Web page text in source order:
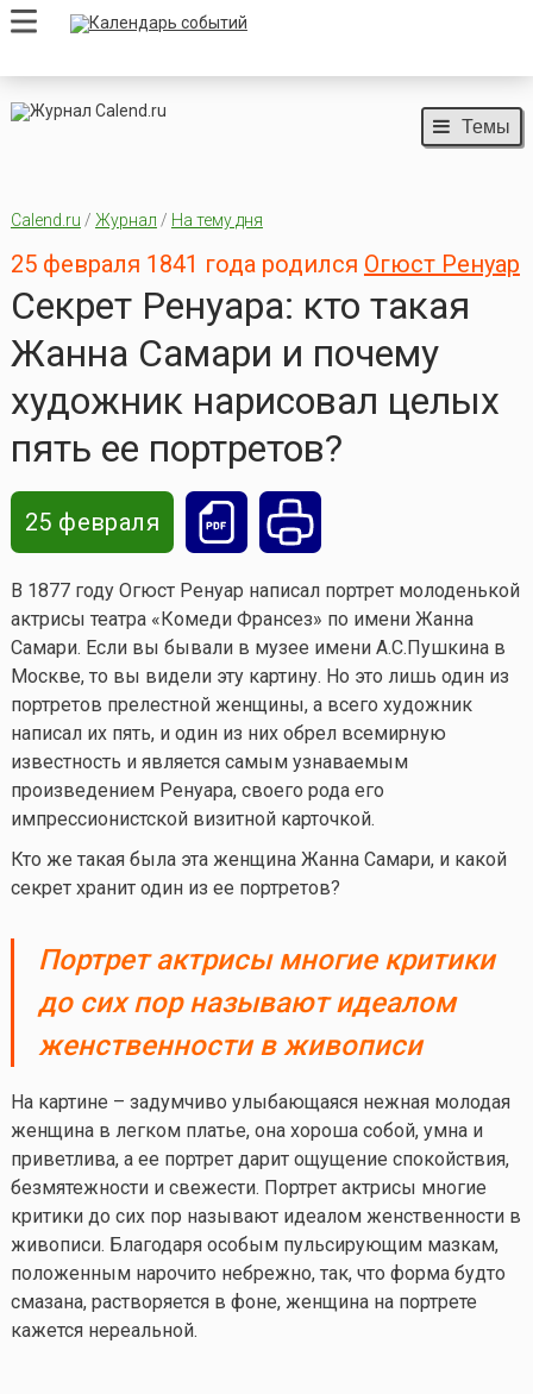
Темы
Calend.ru / Журнал / На тему дня
25 февраля 1841 года родился Огюст Ренуар
Секрет Ренуара: кто такая
Жанна Самари и почему
художник нарисовал целых
пять ее портретов?
25 февраля
В 1877 году Огюст Ренуар написал портрет молоденькой
актрисы театра «Комеди Франсез» по имени Жанна
Самари. Если вы бывали в музее имени А.С.Пушкина в
Москве, то вы видели эту картину. Но это лишь один из
портретов прелестной женщины, а всего художник
написал их пять, и один из них обрел всемирную
известность и является самым узнаваемым
произведением Ренуара, своего рода его
импрессионистской визитной карточкой.
Кто же такая была эта женщина Жанна Самари, и какой
секрет хранит один из ее портретов?
Портрет актрисы многие критики
до сих пор называют идеалом
женственности в живописи
На картине – задумчиво улыбающаяся нежная молодая
женщина в легком платье, она хороша собой, умна и
приветлива, а ее портрет дарит ощущение спокойствия,
безмятежности и свежести. Портрет актрисы многие
критики до сих пор называют идеалом женственности в
живописи. Благодаря особым пульсирующим мазкам,
положенным нарочито небрежно, так, что форма будто
смазана, растворяется в фоне, женщина на портрете
кажется нереальной.